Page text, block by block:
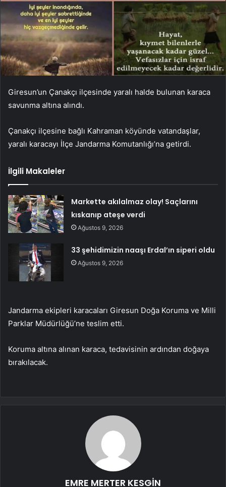
Giresun’un Çanakçı ilçesinde yaralı halde bulunan karaca
savunma altına alındı.
Çanakçı ilçesine bağlı Kahraman köyünde vatandaşlar,
yaralı karacayı İlçe Jandarma Komutanlığı’na getirdi.
İlgili Makaleler
Markette akılalmaz olay! Saçlarını
kıskanıp ateşe verdi
Ağustos 9, 2026
33 şehidimizin naaşı Erdal’ın siperi oldu
Ağustos 9, 2026
Jandarma ekipleri karacaları Giresun Doğa Koruma ve Milli
Parklar Müdürlüğü’ne teslim etti.
Koruma altına alınan karaca, tedavisinin ardından doğaya
bırakılacak.
EMRE MERTER KESGİN